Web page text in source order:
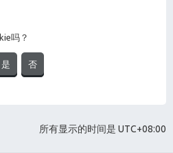
吗？
所有显示的时间是 UTC+08:00